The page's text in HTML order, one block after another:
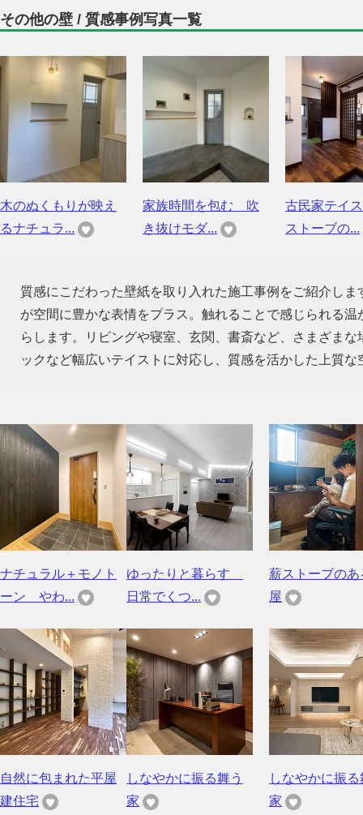
その他の壁 / 質感事例写真一覧
木のぬくもりが映え
るナチュラ...
家族時間を包む 吹
き抜けモダ...
古民家テイ
ストーブの...
質感にこだわった壁紙を取り入れた施工事例をご紹介し
が空間に豊かな表情をプラス。触れることで感じられる
らします。リビングや寝室、玄関、書斎など、さまざま
ックなど幅広いテイストに対応し、質感を活かした上質
ナチュラル＋モノト
ーン やわ...
ゆったりと暮らす
日常でくつ...
薪ストーブのあ
屋
自然に包まれた平屋
建住宅
しなやかに振る舞う
家
しなやかに振る
家